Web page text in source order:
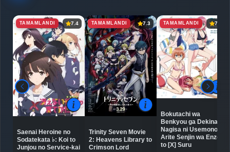
TAMAMLANDI 7.4
Saenai Heroine no
Sodatekata ♭: Koi to
Junjou no Service-kai
TAMAMLANDI 7.3
Trinity Seven Movie
2: Heavens Library to
Crimson Lord
TAMAMLANDI 7.3
Bokutachi wa
Benkyou ga Dekinai:
Nagisa ni Usemono
Arite Senjin wa Enzen
to [X] Suru